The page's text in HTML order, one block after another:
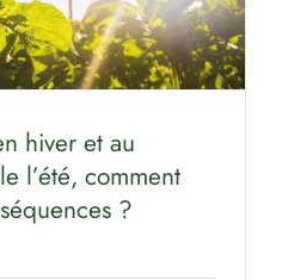
hiver et au
l’été, comment
?